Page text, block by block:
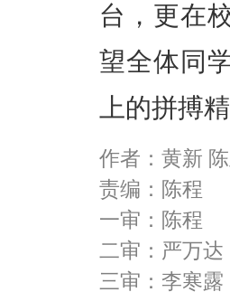
台，更在
望全体同
上的拼搏
作者：黄新
责编：陈程
一审：陈程
二审：严万达
三审：李寒露